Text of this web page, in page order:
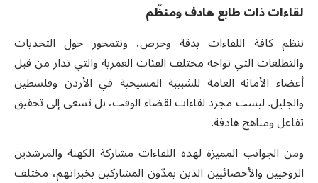
لقاءات ذات طابع هادف ومنظّم
تنظم كافة اللقاءات بدقة وحرص، وتتمحور حول التحديات
والتطلعات التي تواجه مختلف الفئات العمرية والتي تدار من قبل
أعضاء الأمانة العامة للشبيبة المسيحية في الأردن وفلسطين
والجليل. ليست مجرد لقاءات لقضاء الوقت، بل تسعى إلى تحقيق
تفاعل ومناهج هادفة.
ومن الجوانب المميزة لهذه اللقاءات مشاركة الكهنة والمرشدين
الروحيينوالأخصائيين الذين يمدّون المشاركين بخبراتهم، مختلف